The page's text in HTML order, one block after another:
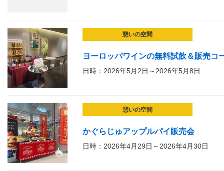
憩いの空間
ヨーロッパワインの無料試飲＆販売コ
日時：2026年5月2日～2026年5月8日
憩いの空間
かぐらじゅアップルパイ販売会
日時：2026年4月29日～2026年4月30日